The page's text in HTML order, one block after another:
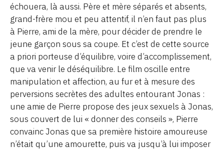
échouera, là aussi. Père et mère séparés et absents,
grand-frère mou et peu attentif, il n’en faut pas plus
à Pierre, ami de la mère, pour décider de prendre le
jeune garçon sous sa coupe. Et c’est de cette source
a priori porteuse d’équilibre, voire d’accomplissement,
que va venir le déséquilibre. Le film oscille entre
manipulation et affection, au fur et à mesure des
perversions secrètes des adultes entourant Jonas :
une amie de Pierre propose des jeux sexuels à Jonas,
sous couvert de lui « donner des conseils », Pierre
convainc Jonas que sa première histoire amoureuse
n’était qu’une amourette, puis va jusqu’à lui imposer